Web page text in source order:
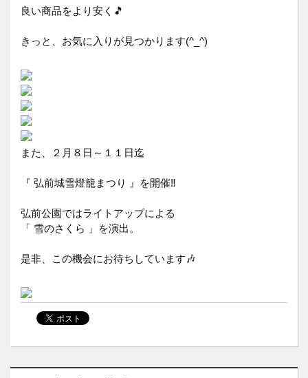
良い商品をより安く🎵
きっと、お気に入りが見つかります(^_^)
また、２月８日～１１日迄
『 弘前城雪燈籠まつり 』を開催‼️
弘前公園ではライトアップによる
「 雪のさくら 」を演出。
是非、この機会にお待ちしています🎶